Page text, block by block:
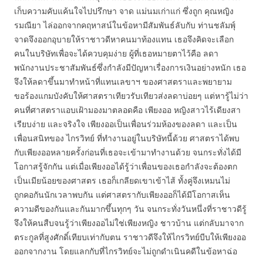
เก็บความคับแค้นใจไปปรึกษา จาด แม่นมเก่าแก่ ซึ่งถูก คุณหญิง
รมณียา ไล่ออกจากคฤหาสน์ในข้อหามีสัมพันธ์ลับกับ ท่านชลัมพุ์
จาดจึงออกอุบายให้ราชาวดีหาคนมาท้องแทน เธอจึงคิดจะเลือก
คนในบริษัทเพื่อจะได้ควบคุมง่าย ผู้ที่เธอหมายตาไว้คือ ลดา
พนักงานประชาสัมพันธ์ซึ่งกำลังมีปัญหาเรื่องการเงินอย่างหนัก เธอ
จึงให้ลดาขึ้นมาทำหน้าที่แทนเลขาฯ ของศาสตราและพยายาม
ขอร้องแกมบังคับให้ศาสตราเทียวรับเทียวส่งลดาบ่อยๆ แต่หารู้ไม่ว่า
คนที่ศาสตราแอบเฝ้ามองมาตลอดคือ เพียงออ หญิงสาวไร้เดียงสา
เรียบง่าย และจริงใจ เพียงออเป็นเพื่อนร่วมห้องของลดา และเป็น
เพื่อนสนิทของ ไกรวิทย์ ที่ทำงานอยู่ในบริษัทนี้ด้วย ศาสตราได้พบ
กับเพียงออหลายครั้งก่อนที่เธอจะเข้ามาทำงานด้วย จนกระทั่งได้มี
โอกาสรู้จักกัน แต่เมื่อเพียงออได้รู้ว่าเพื่อนของเธอกำลังจะต้องตก
เป็นเมียน้อยของศาสตร เธอก็เกลียดเขาเข้าไส้ ทั้งคู่จึงเหมนไม่
ถูกคอกันนักเวลาพบกัน แต่ศาสตรากับเพียงออก็ได้มีโอกาสเห็น
ความดีของกันและกันมากขึ้นทุกๆ วัน จนกระทั่งวันหนึ่งที่ราชาวดีรู้
จึงให้คนสืบจนรู้ว่าเพียงออไม่ใช่เพียงหญิง ชาวบ้าน แต่กลับมาจาก
ตระกูลที่สูงศักดิ์เทียบเท่ากับตน ราชาวดีจึงให้ไกรวิทย์บีบให้เพียงออ
ออกจากงาน โดยแลกกับที่ไกรวิทย์จะไม่ถูกดำเนินคดีในข้อหาฉ่อ